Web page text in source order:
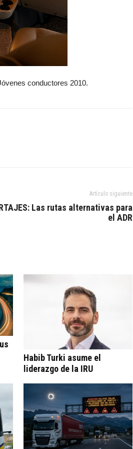
conductores 2010.
Artículo siguiente
Las rutas alternativas para
el ADR
Habib Turki asume el
liderazgo de la IRU